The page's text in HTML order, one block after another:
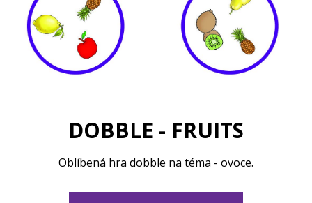
DOBBLE - FRUITS
Oblíbená hra dobble na téma - ovoce.